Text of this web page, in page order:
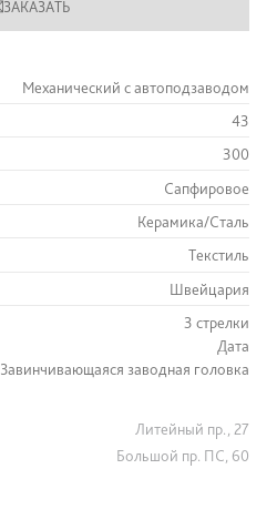
ЗАКАЗАТЬ
Механический с автоподзаводом
43
300
Сапфировое
Керамика/Сталь
Текстиль
Швейцария
3 стрелки
Дата
Завинчивающаяся заводная головка
Литейный пр., 27
Большой пр. ПС, 60